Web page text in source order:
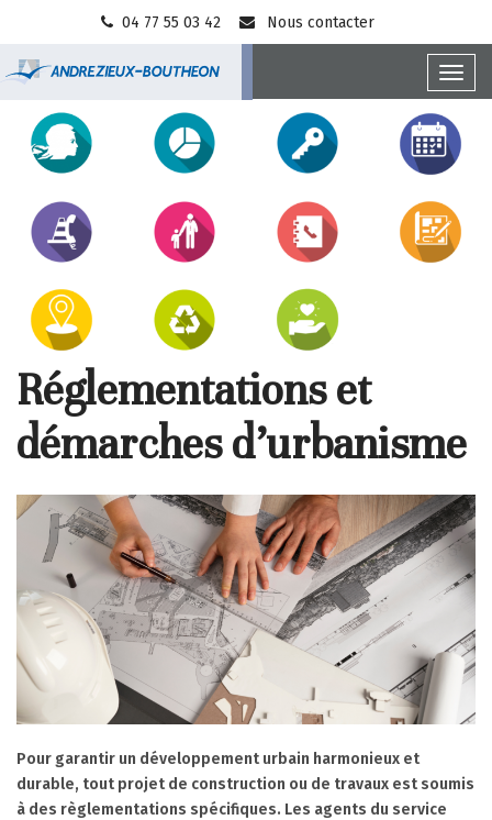
04 77 55 03 42 Nous contacter
Ville
d'Andrézieux-
Bouthéon
Accès
direct
Réglementations et
démarches d’urbanisme
Pour garantir un développement urbain harmonieux et
durable, tout projet de construction ou de travaux est soumis
à des règlementations spécifiques. Les agents du service